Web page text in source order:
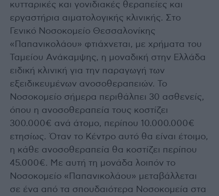
κυτταρικές και γονιδιακές θεραπείες και
εργαστήρια αιματολογικής κλινικής. Στο
Γενικό Νοσοκομείο Θεσσαλονίκης
«Παπανικολάου» φτιάχνεται, με χρήματα του
Ταμείου Ανάκαμψης, η μοναδική στην Ελλάδα
ειδική κλινική για την παραγωγή των
εξειδικευμένων ανοσοθεραπειών. Το
Νοσοκομείο σήμερα περιθάλπει 30 ασθενείς,
όπου η ανοσοθεραπεία τους κοστίζει
300.000€ ανά άτομο, περίπου 10.000.000€
ετησίως. Όταν το Κέντρο αυτό θα είναι έτοιμο,
η κάθε ανοσοθεραπεία θα κοστίζει περίπου
45.000€. Με αυτή τη μονάδα λοιπόν το
Νοσοκομείο «Παπανικολάου» μεταβάλλεται
σε ένα από τα σπουδαιότερα Νοσοκομεία στα